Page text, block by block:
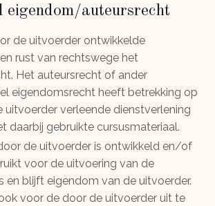
eigendom/auteursrecht
de uitvoerder ontwikkelde
rust van rechtswege het
Het auteursrecht of ander
eigendomsrecht heeft betrekking op
uitvoerder verleende dienstverlening
daarbij gebruikte cursusmateriaal.
de uitvoerder is ontwikkeld en/of
voor de uitvoering van de
en blijft eigendom van de uitvoerder.
voor de door de uitvoerder uit te